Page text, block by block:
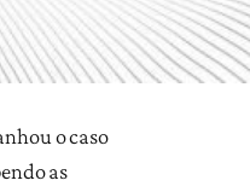
o caso
as